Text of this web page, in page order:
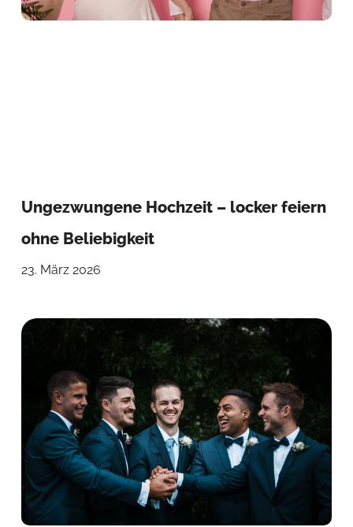
Ungezwungene Hochzeit – locker feiern
ohne Beliebigkeit
23. März 2026